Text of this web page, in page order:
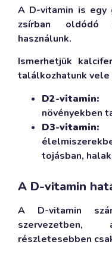
A D-vitamin is egy
zsírban oldódó
használunk.
Ismerhetjük
találkozhatunk vele
D2-vitamin:
növényekben
D3-vitamin:
tojásban,
A D-vitamin
A D-vitamin
részletesebben